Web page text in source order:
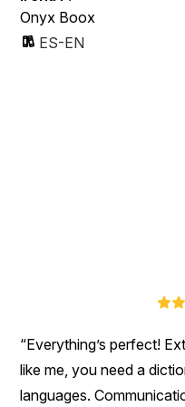
Onyx Boox
ES-EN
Everything’s perfect!
like me, you need a
languages.